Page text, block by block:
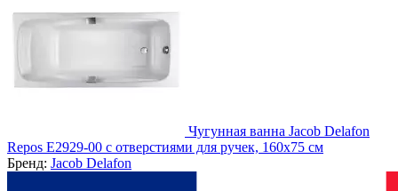
Чугунная ванна Jacob Delafon
Repos E2929-00 с отверстиями для ручек, 160х75 см
Бренд: Jacob Delafon